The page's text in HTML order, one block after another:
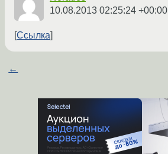
10.08.2013 02:25:24 +00:00
Ссылка
←